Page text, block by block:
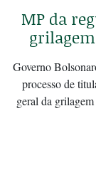
MP da
Governo
processo de
geral da